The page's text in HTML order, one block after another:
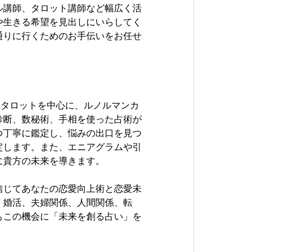
師、タロット講師など幅広く活
きる希望を見出しにいらしてく
に行くためのお手伝いをお任せ
ロットを中心に、ルノルマンカ
、数秘術、手相を使った占術が
寧に鑑定し、悩みの出口を見つ
ます。また、エニアグラムや引
方の未来を導きます。
てあなたの恋愛向上術と恋愛未
活、夫婦関係、人間関係、転
の機会に「未来を創る占い」を